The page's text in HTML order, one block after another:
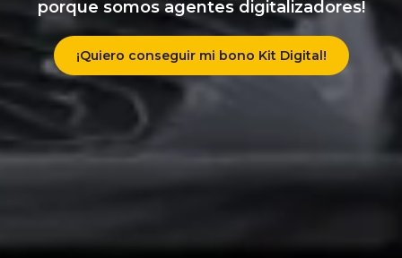
porque somos agentes digitalizadores!
¡Quiero conseguir mi bono Kit Digital!